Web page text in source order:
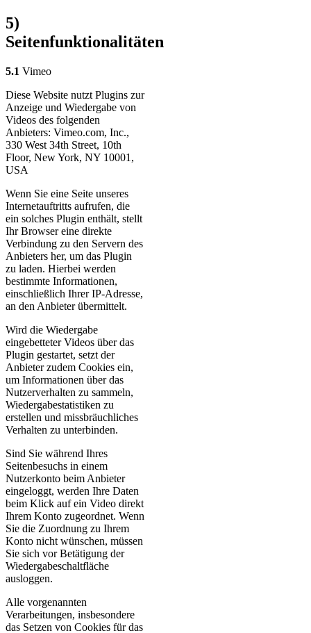
5)
Seitenfunktionalitäten
5.1 Vimeo
Diese Website nutzt Plugins zur
Anzeige und Wiedergabe von
Videos des folgenden
Anbieters: Vimeo.com, Inc.,
330 West 34th Street, 10th
Floor, New York, NY 10001,
USA
Wenn Sie eine Seite unseres
Internetauftritts aufrufen, die
ein solches Plugin enthält, stellt
Ihr Browser eine direkte
Verbindung zu den Servern des
Anbieters her, um das Plugin
zu laden. Hierbei werden
bestimmte Informationen,
einschließlich Ihrer IP-Adresse,
an den Anbieter übermittelt.
Wird die Wiedergabe
eingebetteter Videos über das
Plugin gestartet, setzt der
Anbieter zudem Cookies ein,
um Informationen über das
Nutzerverhalten zu sammeln,
Wiedergabestatistiken zu
erstellen und missbräuchliches
Verhalten zu unterbinden.
Sind Sie während Ihres
Seitenbesuchs in einem
Nutzerkonto beim Anbieter
eingeloggt, werden Ihre Daten
beim Klick auf ein Video direkt
Ihrem Konto zugeordnet. Wenn
Sie die Zuordnung zu Ihrem
Konto nicht wünschen, müssen
Sie sich vor Betätigung der
Wiedergabeschaltfläche
ausloggen.
Alle vorgenannten
Verarbeitungen, insbesondere
das Setzen von Cookies für das